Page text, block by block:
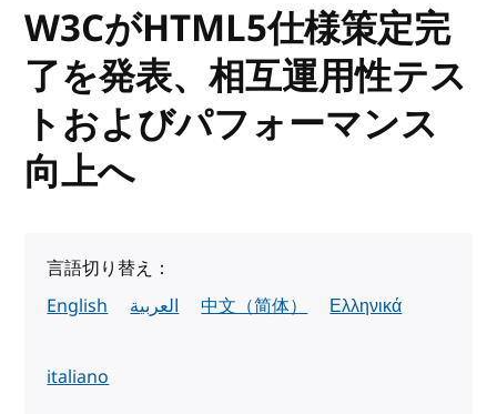
W3CがHTML5仕様策定完
了を発表、相互運用性テス
トおよびパフォーマンス
向上へ
言語切り替え：
English
العربية 中文（简体） Ελληνικά
italiano